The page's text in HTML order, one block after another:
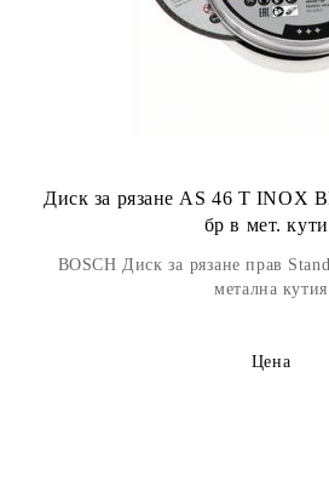
Диск за рязане AS 46 T INOX
бр в мет.
BOSCH Диск за рязане прав
метална кутия
Цена